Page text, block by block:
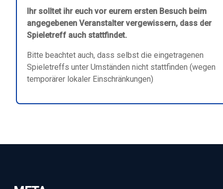
Ihr solltet ihr euch vor eurem ersten Besuch beim
angegebenen Veranstalter vergewissern, dass der
Spieletreff auch stattfindet.
Bitte beachtet auch, dass selbst die eingetragenen
Spieletreffs unter Umständen nicht stattfinden (wegen
temporärer lokaler Einschränkungen)